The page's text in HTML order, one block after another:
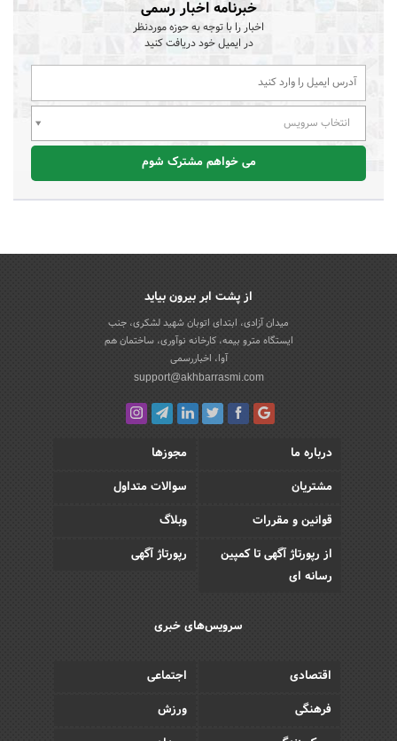
خبرنامه اخبار رسمی
اخبار را با توجه به حوزه موردنظر
در ایمیل خود دریافت کنید
انتخاب سرویس
می خواهم مشترک شوم
از پشت ابر بیرون بیاید
میدان آزادی، ابتدای اتوبان شهید لشکری، جنب
ایستگاه مترو بیمه، کارخانه نوآوری، ساختمان هم
آوا، اخباررسمی
support@akhbarrasmi.com
درباره ما
مجوزها
مشتریان
سوالات متداول
قوانین و مقررات
وبلاگ
از رپورتاژ آگهی تا کمپین
رسانه ای
رپورتاژ آگهی
سرویس‌های خبری
اقتصادی
اجتماعی
فرهنگی
ورزش